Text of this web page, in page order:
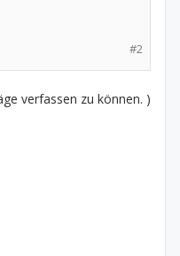
#2
verfassen zu können. )